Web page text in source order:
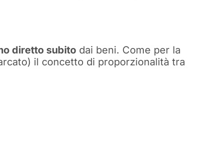
diretto subito dai beni. Come per la
il concetto di proporzionalità tra